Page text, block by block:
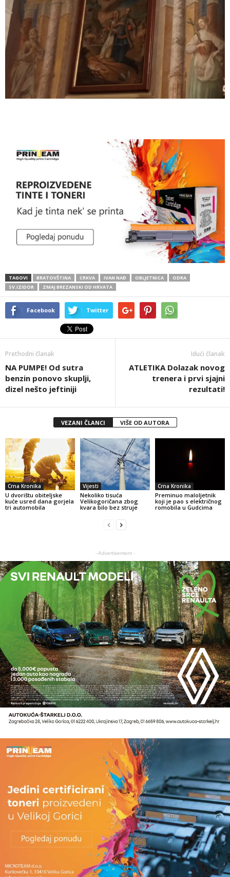
TAGOVI BRATOVŠTINA CRKVA IVAN NAĐ OBLJETNICA
ODRA
SV.IZIDOR
ZMAJ BREZANSKI OD HRVATA
Facebook Twitter
Prethodni članak
NA PUMPE! Od sutra
benzin ponovo skuplji,
dizel nešto jeftiniji
Idući članak
ATLETIKA Dolazak novog
trenera i prvi sjajni
rezultati!
VEZANI ČLANCI VIŠE OD AUTORA
Crna Kronika
U dvorištu obiteljske
kuće usred dana gorjela
tri automobila
Vijesti
Nekoliko tisuća
Velikogoričana zbog
kvara bilo bez struje
Crna Kronika
Preminuo maloljetnik
koji je pao s električnog
romobila u Gudcima
- Advertisement -